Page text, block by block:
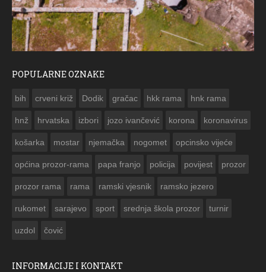
POPULARNE OZNAKE
bih crveni križ Dodik gračac hkk rama hnk rama
hnž hrvatska izbori jozo ivančević korona koronavirus
košarka mostar njemačka nogomet opcinsko vijeće
općina prozor-rama papa franjo policija povijest prozor
prozor rama rama ramski vjesnik ramsko jezero
rukomet sarajevo sport srednja škola prozor turnir
uzdol čović
INFORMACIJE I KONTAKT